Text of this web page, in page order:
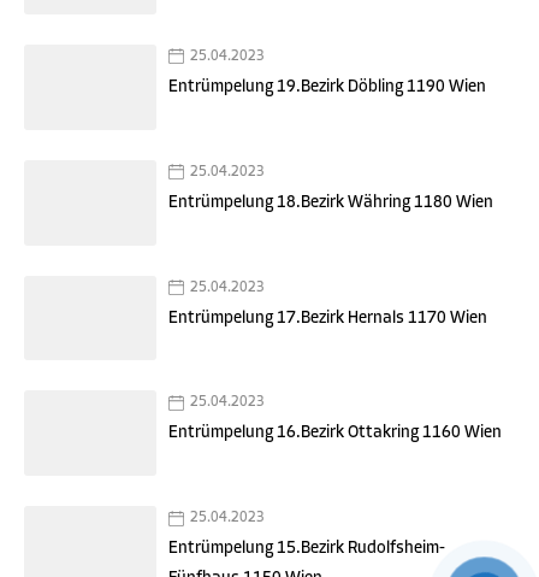
25.04.2023
Entrümpelung 19.Bezirk Döbling 1190 Wien
25.04.2023
Entrümpelung 18.Bezirk Währing 1180 Wien
25.04.2023
Entrümpelung 17.Bezirk Hernals 1170 Wien
25.04.2023
Entrümpelung 16.Bezirk Ottakring 1160 Wien
25.04.2023
Entrümpelung 15.Bezirk Rudolfsheim-